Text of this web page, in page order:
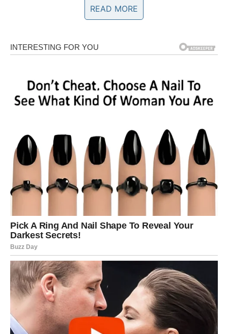
koji je zaista zaslužuju.
tokom koje ćete početi da ubirate plodove svega što ste
Jedna prilika može promijeniti
mnogo toga
Nova sedmica donosi vam mogućnost da napravite važan
korak naprijed. Možda će u početku djelovati kao obična
ponuda ili razgovor, ali kasnije ćete shvatiti koliko je taj
trenutak bio značajan.
Ovnovi često brzo donose odluke, ali ovoga puta zvijezde
READ MORE